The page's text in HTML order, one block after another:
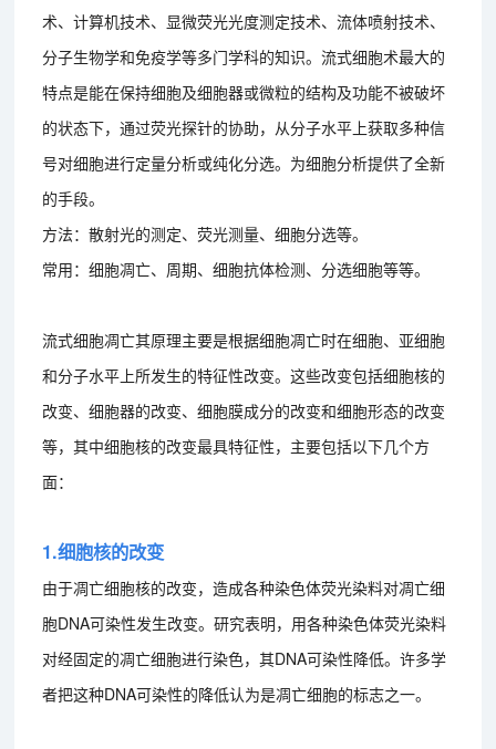
术、计算机技术、显微荧光光度测定技术、流体喷射技术、
分子生物学和免疫学等多门学科的知识。流式细胞术最大的
特点是能在保持细胞及细胞器或微粒的结构及功能不被破坏
的状态下，通过荧光探针的协助，从分子水平上获取多种信
号对细胞进行定量分析或纯化分选。为细胞分析提供了全新
的手段。
方法：散射光的测定、荧光测量、细胞分选等。
常用：细胞凋亡、周期、细胞抗体检测、分选细胞等等。
流式细胞凋亡其原理主要是根据细胞凋亡时在细胞、亚细胞
和分子水平上所发生的特征性改变。这些改变包括细胞核的
改变、细胞器的改变、细胞膜成分的改变和细胞形态的改变
等，其中细胞核的改变最具特征性，主要包括以下几个方
面：
1.细胞核的改变
由于凋亡细胞核的改变，造成各种染色体荧光染料对凋亡细
胞DNA可染性发生改变。研究表明，用各种染色体荧光染料
对经固定的凋亡细胞进行染色，其DNA可染性降低。许多学
者把这种DNA可染性的降低认为是凋亡细胞的标志之一。